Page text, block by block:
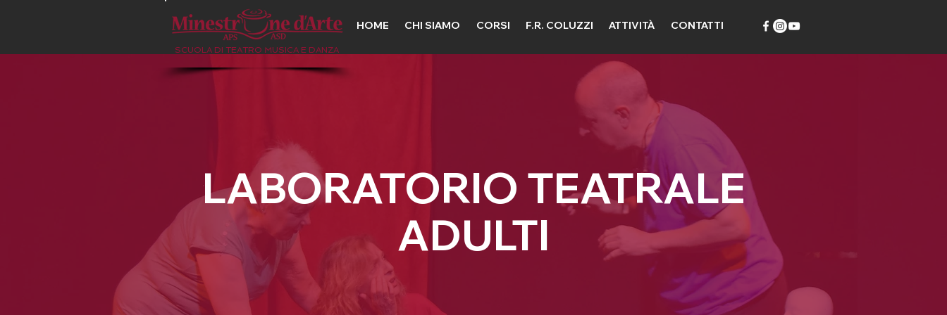
SCUOLA DI TEATRO MUSICA E DANZA
HOME CHI SIAMO CORSI F.R. COLUZZI ATTIVITÀ CONTATTI
LABORATORIO TEATRALE
ADULTI